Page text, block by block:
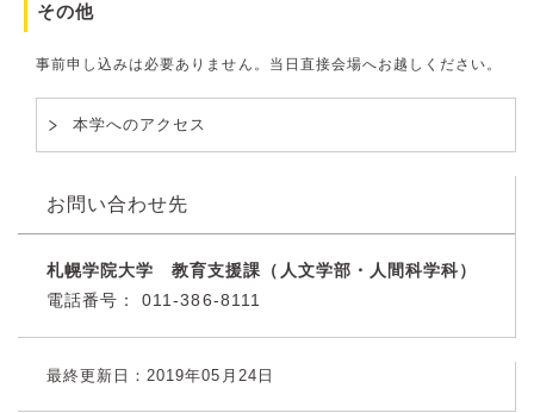
その他
事前申し込みは必要ありません。当日直接会場へお越しください。
本学へのアクセス
お問い合わせ先
札幌学院大学 教育支援課（人文学部・人間科学科）
電話番号：
011-386-8111
最終更新日：2019年05月24日